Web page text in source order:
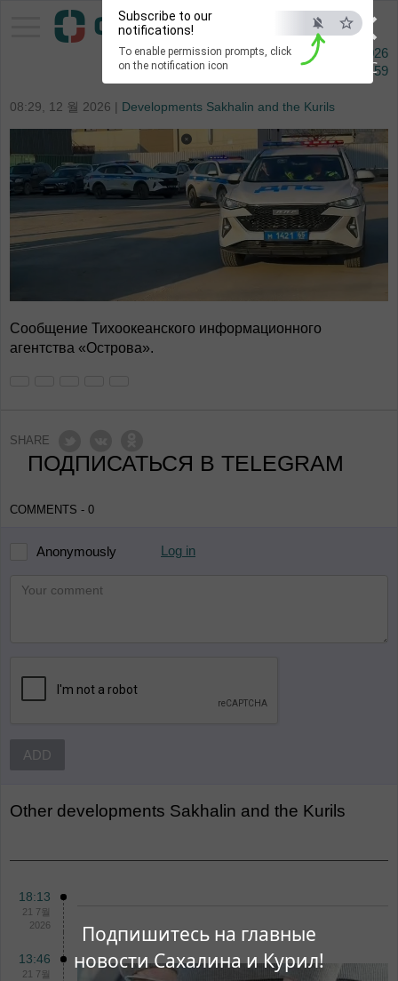
×
ESC
Подпишитесь на главные
новости Сахалина и Курил!
Subscribe to our
notifications!
To enable permission prompts, click
on the notification icon
Pacific Information Agency
7 오거스타 2026
00:59
08:29, 12 월 2026 | Developments Sakhalin and the Kurils
Сообщение Тихоокеанского информационного
агентства «Острова».
SHARE
ПОДПИСАТЬСЯ В TELEGRAM
COMMENTS - 0
Anonymously Log in
ADD
Other Developments Sakhalin and the Kurils
18:13
21 7월
2026
13:46
21 7월